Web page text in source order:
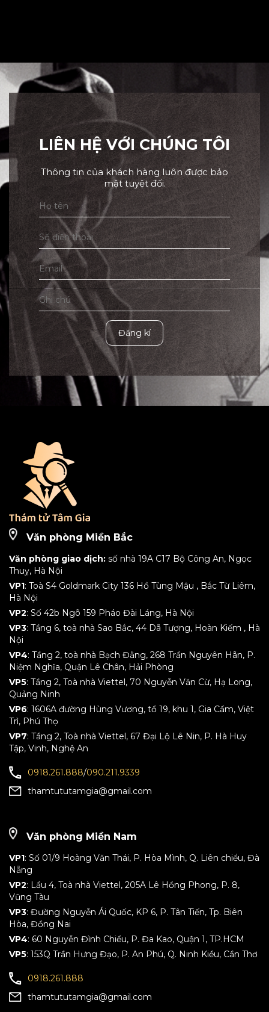
LIÊN HỆ VỚI CHÚNG TÔI
Thông tin của khách hàng luôn được bảo
mật tuyệt đối.
Đăng kí
Văn phòng Miền Bắc
Văn phòng giao dịch: số nhà 19A C17 Bộ Công An, Ngọc
Thuỵ, Hà Nội
VP1: Toà S4 Goldmark City 136 Hồ Tùng Mậu , Bắc Từ Liêm,
Hà Nội
VP2: Số 42b Ngõ 159 Pháo Đài Láng, Hà Nội
VP3: Tầng 6, toà nhà Sao Bắc, 44 Dã Tượng, Hoàn Kiếm , Hà
Nội
VP4: Tầng 2, toà nhà Bạch Đằng, 268 Trần Nguyên Hãn, P.
Niệm Nghĩa, Quận Lê Chân, Hải Phòng
VP5: Tầng 2, Toà nhà Viettel, 70 Nguyễn Văn Cừ, Hạ Long,
Quảng Ninh
VP6: 1606A đường Hùng Vương, tổ 19, khu 1, Gia Cẩm, Việt
Trì, Phú Thọ
VP7: Tầng 2, Toà nhà Viettel, 67 Đại Lộ Lê Nin, P. Hà Huy
Tập, Vinh, Nghệ An
0918.261.888/090.211.9339
thamtututamgia@gmail.com
Văn phòng Miền Nam
VP1: Số 01/9 Hoàng Văn Thái, P. Hòa Mình, Q. Liên chiểu, Đà
Nẵng
VP2: Lầu 4, Toà nhà Viettel, 205A Lê Hồng Phong, P. 8,
Vũng Tàu
VP3: Đường Nguyễn Ái Quốc, KP 6, P. Tân Tiến, Tp. Biên
Hòa, Đồng Nai
VP4: 60 Nguyễn Đình Chiểu, P. Đa Kao, Quận 1, TP.HCM
VP5: 153Q Trần Hưng Đạo, P. An Phú, Q. Ninh Kiều, Cần Thơ
0918.261.888
thamtututamgia@gmail.com